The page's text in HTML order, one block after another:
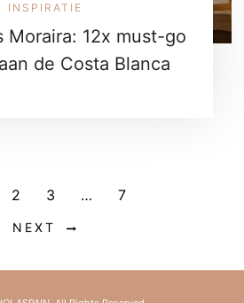
INSPIRATIE
Moraira: 12x must-go
de Costa Blanca
2 3 … 7
NEXT